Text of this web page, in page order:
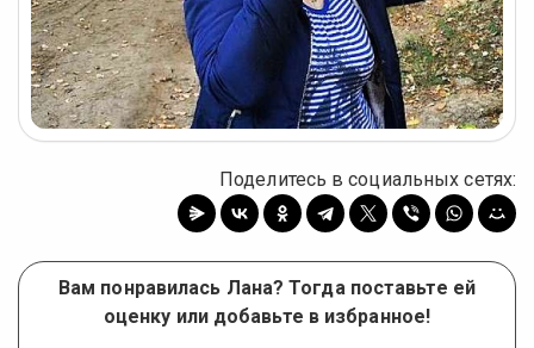
Поделитесь в социальных сетях:
Вам понравилась Лана? Тогда поставьте ей
оценку или добавьте в избранное!